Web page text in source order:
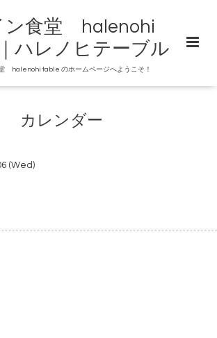
ン食堂 halenohi
ハレノヒテーブル
halenohi table のホームページへようこそ！
カレンダー
(Wed)